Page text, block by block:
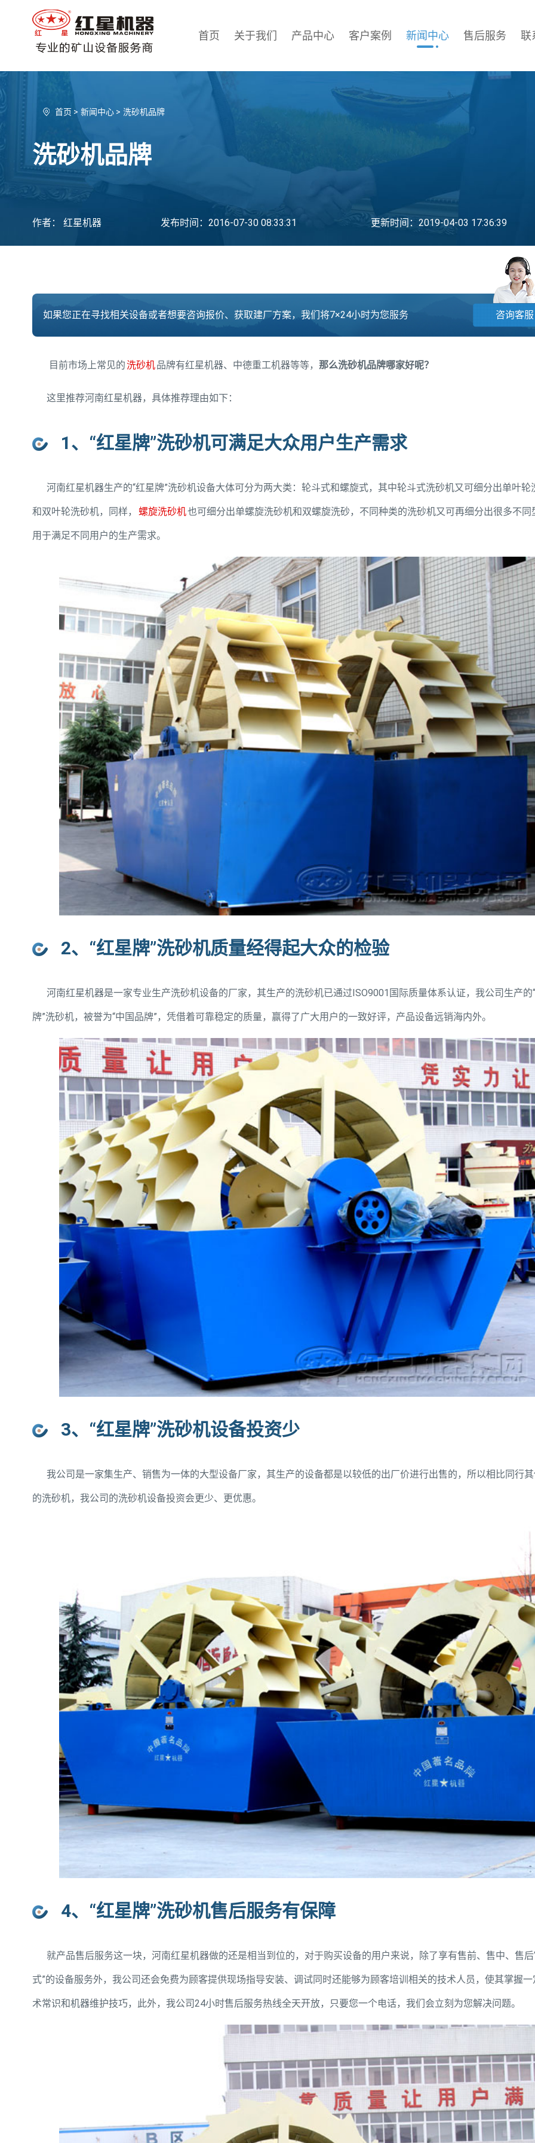
首页 关于我们 产品中心 客户案例 新闻中心 售后服务 联
首页> 新闻中心 > 洗砂机品牌
洗砂机品牌
作者： 红星机器 发布时间：2016-07-30 08:33:31 更新时间：2019-04-03 17:36:39
如果您正在寻找相关设备或者想要咨询报价、获取建厂方案，我们将7×24小时为您服务 咨询客服
目前市场上常见的洗砂机品牌有红星机器、中德重工机器等等， 那么洗砂机品牌哪家好呢？
这里推荐河南红星机器，具体推荐理由如下：
1、“红星牌”洗砂机可满足大众用户生产需求
河南红星机器生产的“红星牌”洗砂机设备大体可分为两大类：轮斗式和螺旋式，其中轮斗式洗砂机又可细分出单叶轮
和双叶轮洗砂机，同样， 螺旋洗砂机也可细分出单螺旋洗砂机和双螺旋洗砂，不同种类的洗砂机又可再细分出很多不同
用于满足不同用户的生产需求。
2、“红星牌”洗砂机质量经得起大众的检验
河南红星机器是一家专业生产洗砂机设备的厂家，其生产的洗砂机已通过ISO9001国际质量体系认证，我公司生产的
牌”洗砂机，被誉为“中国品牌”，凭借着可靠稳定的质量，赢得了广大用户的一致好评，产品设备远销海内外。
3、“红星牌”洗砂机设备投资少
我公司是一家集生产、销售为一体的大型设备厂家，其生产的设备都是以较低的出厂价进行出售的，所以相比同行
的洗砂机，我公司的洗砂机设备投资会更少、更优惠。
4、“红星牌”洗砂机售后服务有保障
就产品售后服务这一块，河南红星机器做的还是相当到位的，对于购买设备的用户来说，除了享有售前、售中、售后
式”的设备服务外，我公司还会免费为顾客提供现场指导安装、调试同时还能够为顾客培训相关的技术人员，使其掌握一
术常识和机器维护技巧，此外，我公司24小时售后服务热线全天开放，只要您一个电话，我们会立刻为您解决问题。